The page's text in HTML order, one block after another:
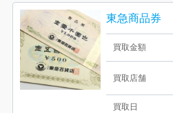
東急商品券
買取金額
買取店舗
買取日